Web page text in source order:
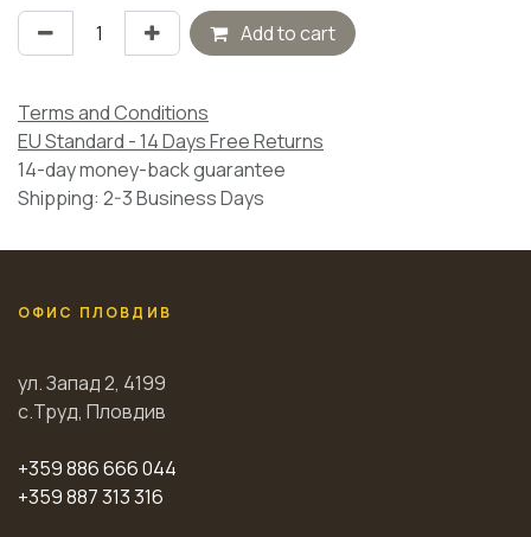
Add to cart
Terms and Conditions
EU Standard - 14 Days Free Returns
14-day money-back guarantee
Shipping: 2-3 Business Days
ОФИС ПЛОВДИВ
ул. Запад 2, 4199
с.Труд, Пловдив
+359 886 666 044
+359 887 313 316